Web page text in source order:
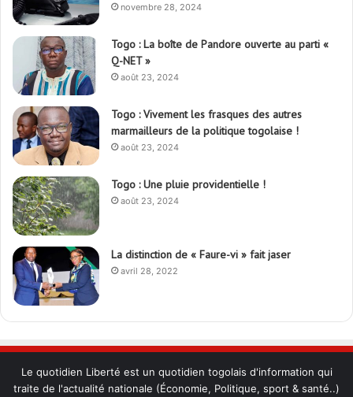
novembre 28, 2024
Togo : La boîte de Pandore ouverte au parti «
Q-NET »
août 23, 2024
Togo : Vivement les frasques des autres
marmailleurs de la politique togolaise !
août 23, 2024
Togo : Une pluie providentielle !
août 23, 2024
La distinction de « Faure-vi » fait jaser
avril 28, 2022
Le quotidien Liberté est un quotidien togolais d'information qui
traite de l'actualité nationale (Économie, Politique, sport & santé..)